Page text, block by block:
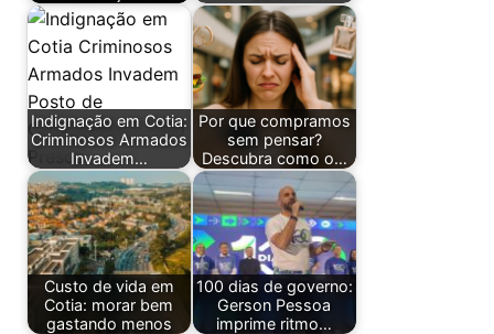
Indignação em Cotia:
Criminosos Armados
Invadem…
Por que compramos
sem pensar?
Descubra como o…
Custo de vida em
Cotia: morar bem
gastando menos
100 dias de governo:
Gerson Pessoa
imprime ritmo…